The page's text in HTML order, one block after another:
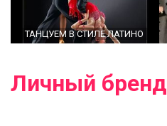
ТАНЦУЕМ В СТИЛЕ ЛАТИНО
Личный бренд